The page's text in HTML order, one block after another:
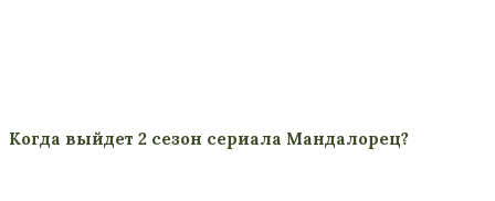
Когда выйдет 2 сезон сериала Мандалорец?